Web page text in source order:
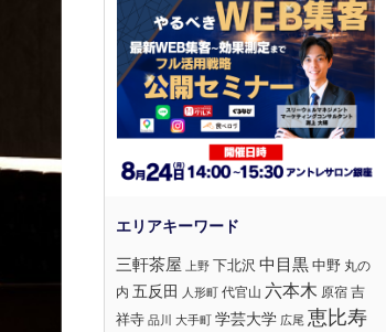
三軒茶屋 上野 下北沢 中目黒中野 丸の
内 五反田 人形町 代官山 六本木 原宿 吉
祥寺 品川 大手町 学芸大学 広尾 恵比寿